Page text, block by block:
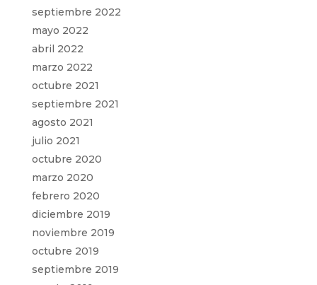
septiembre 2022
mayo 2022
abril 2022
marzo 2022
octubre 2021
septiembre 2021
agosto 2021
julio 2021
octubre 2020
marzo 2020
febrero 2020
diciembre 2019
noviembre 2019
octubre 2019
septiembre 2019